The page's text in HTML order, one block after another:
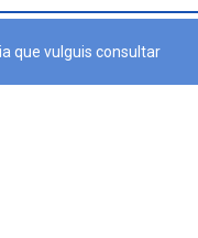
que vulguis consultar